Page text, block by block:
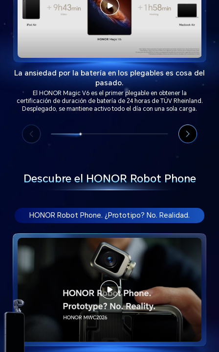
La ansiedad por la batería en los plegables es cosa del
pasado.
El HONOR Magic V6 es el primer plegable en obtener la
certificación de duración de batería de 24 horas de TÜV Rheinland.
Desplegado, se mantiene activo todo el día con una sola carga.
Descubre el HONOR Robot Phone
HONOR Robot Phone. ¿Prototipo? No. Realidad.